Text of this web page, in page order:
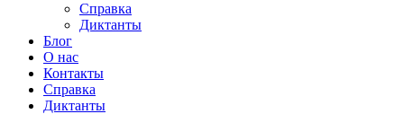
Справка
Диктанты
Блог
О нас
Контакты
Справка
Диктанты